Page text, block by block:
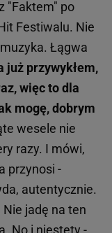
"Faktem" po
Festiwalu. Nie
Łągwa
już przywykłem,
więc to dla
mogę, dobrym
wesele nie
razy. I mówi,
przynosi -
autentycznie.
jadę na ten